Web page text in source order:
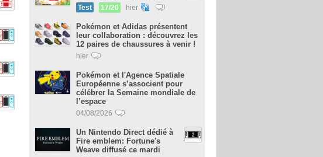
Test 17/20 hier
Pokémon et Adidas présentent
leur collaboration : découvrez les
12 paires de chaussures à venir !
hier
Pokémon et l'Agence Spatiale
Européenne s’associent pour
célébrer la Semaine mondiale de
l’espace
04/08/2026
Un Nintendo Direct dédié à
Fire emblem: Fortune's
Weave diffusé ce mardi